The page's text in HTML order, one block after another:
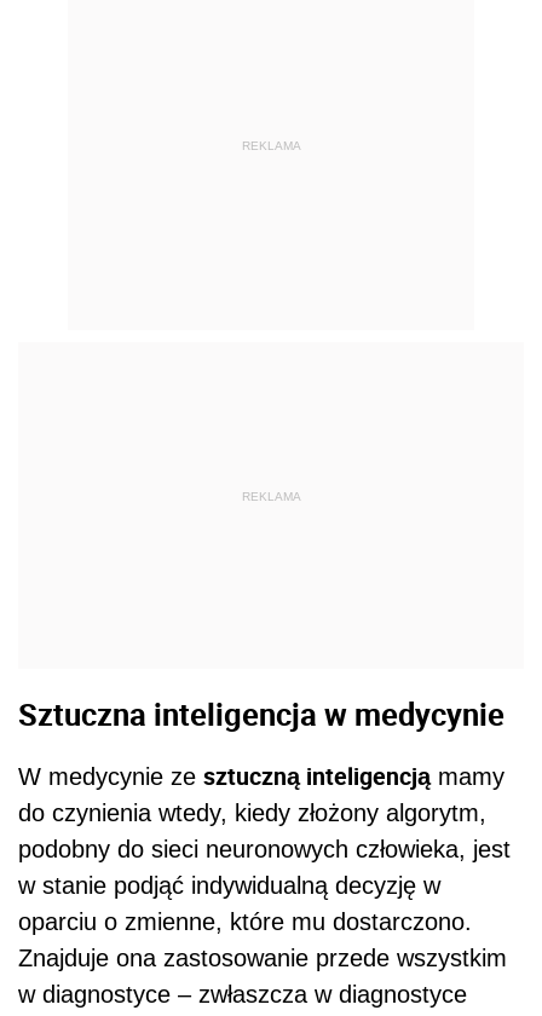
REKLAMA
REKLAMA
Sztuczna inteligencja w medycynie
W medycynie ze sztuczną inteligencjąmamy
do czynienia wtedy, kiedy złożony algorytm,
podobny do sieci neuronowych człowieka, jest
w stanie podjąć indywidualną decyzję w
oparciu o zmienne, które mu dostarczono.
Znajduje ona zastosowanie przede wszystkim
w diagnostyce – zwłaszcza w diagnostyce